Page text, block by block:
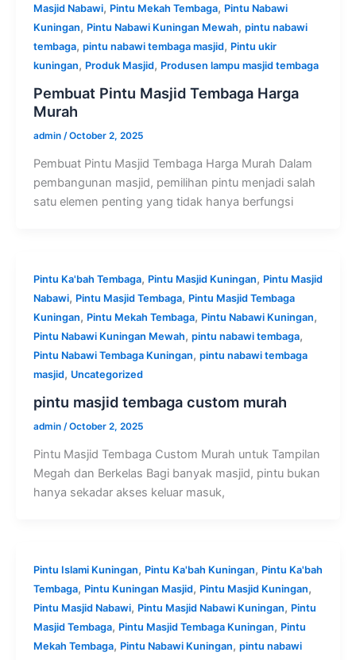
Masjid Nabawi, Pintu Mekah Tembaga, Pintu Nabawi
Kuningan, Pintu Nabawi Kuningan Mewah, pintu nabawi
tembaga, pintu nabawi tembaga masjid, Pintu ukir
kuningan, Produk Masjid, Produsen lampu masjid tembaga
Pembuat Pintu Masjid Tembaga Harga
Murah
admin /October 2, 2025
Pembuat Pintu Masjid Tembaga Harga Murah Dalam
pembangunan masjid, pemilihan pintu menjadi salah
satu elemen penting yang tidak hanya berfungsi
Pintu Ka'bah Tembaga, Pintu Masjid Kuningan, Pintu Masjid
Nabawi, Pintu Masjid Tembaga, Pintu Masjid Tembaga
Kuningan, Pintu Mekah Tembaga, Pintu Nabawi Kuningan,
Pintu Nabawi Kuningan Mewah, pintu nabawi tembaga,
Pintu Nabawi Tembaga Kuningan, pintu nabawi tembaga
masjid, Uncategorized
pintu masjid tembaga custom murah
admin /October 2, 2025
Pintu Masjid Tembaga Custom Murah untuk Tampilan
Megah dan Berkelas Bagi banyak masjid, pintu bukan
hanya sekadar akses keluar masuk,
Pintu Islami Kuningan, Pintu Ka'bah Kuningan, Pintu Ka'bah
Tembaga, Pintu Kuningan Masjid, Pintu Masjid Kuningan,
Pintu Masjid Nabawi, Pintu Masjid Nabawi Kuningan, Pintu
Masjid Tembaga, Pintu Masjid Tembaga Kuningan, Pintu
Mekah Tembaga, Pintu Nabawi Kuningan, pintu nabawi